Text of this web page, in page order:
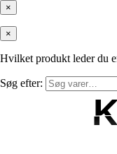
×
×
Hvilket produkt leder du
Søg efter: